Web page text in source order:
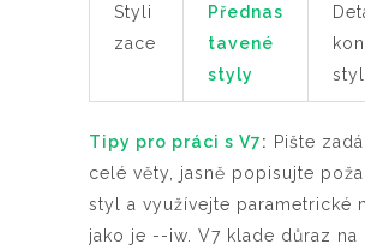
Styli
zace
Přednas
tavené
styly
Tipy pro práci s V7: Pište
celé věty, jasně popisujte
styl a využívejte parametrické
jako je --iw. V7 klade důraz na